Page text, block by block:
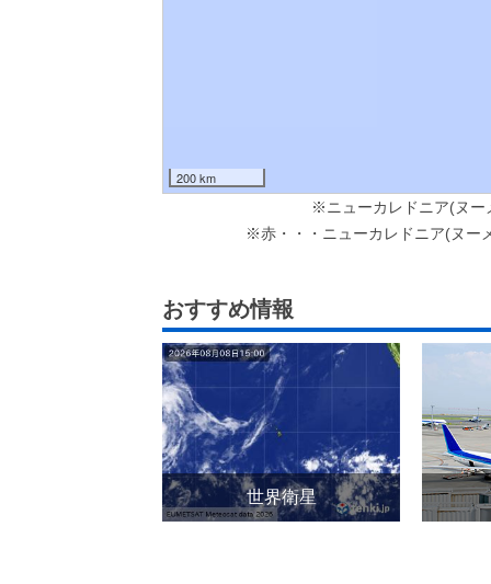
200 km
※ニューカレドニア(ヌー
※赤・・・ニューカレドニア(ヌー
おすすめ情報
世界衛星